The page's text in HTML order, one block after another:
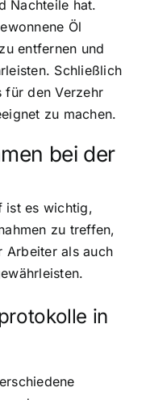
Nachteile hat.
Öl
entfernen und
Schließlich
für den Verzehr
zu machen.
bei der
ist es wichtig,
zu treffen,
Arbeiter als auch
in